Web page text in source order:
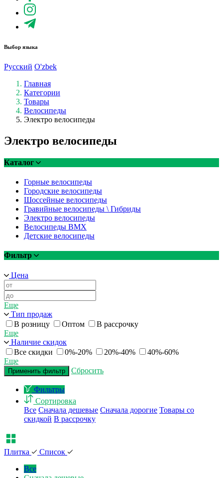
Выбор языка
Русский O'zbek
Главная
Категории
Товары
Велосипеды
Электро велосипеды
Электро велосипеды
Каталог
Горные велосипеды
Городские велосипеды
Шоссейные велосипеды
Гравийные велосипеды \ Гибриды
Электро велосипеды
Велосипеды BMX
Детские велосипеды
Фильтр
Цена
Еще
Тип продаж
В розницу
Оптом
В рассрочку
Еще
Наличие скидок
Все скидки
0%-20% 20%-40%
40%-60%
Еще
Применить фильтр Сбросить
Фильтры
Сортировка
Все Сначала дешевые Сначала дорогие Товары со
скидкой В рассрочку
Плитка
Список
Все